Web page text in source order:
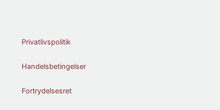
Privatlivspolitik
Handelsbetingelser
Fortrydelsesret